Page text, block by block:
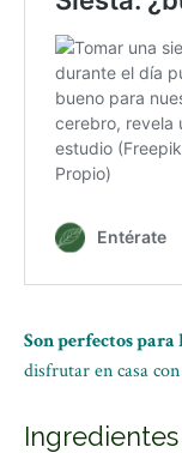
Son perfectos
disfrutar en casa
Ingredientes